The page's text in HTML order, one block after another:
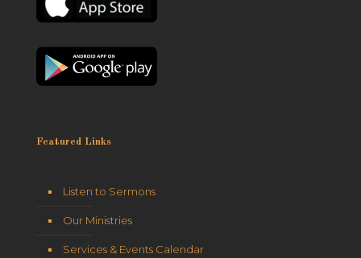
Featured Links
Listen to Sermons
Our Ministries
Services & Events Calendar